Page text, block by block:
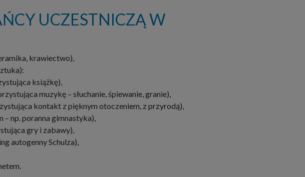
UCZESTNICZĄ W
krawiectwo),
książkę),
muzykę – słuchanie, śpiewanie, granie),
kontakt z pięknym otoczeniem, z przyrodą),
np. poranna gimnastyka),
gry i zabawy),
autogenny Schulza),